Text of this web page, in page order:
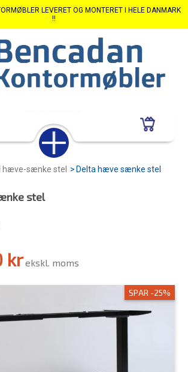
LEVERET OG MONTERET I HELE DANMARK
!!
hæve-sænke stel > Delta hæve sænke stel
stel
krekskl. moms
SPAR -25%